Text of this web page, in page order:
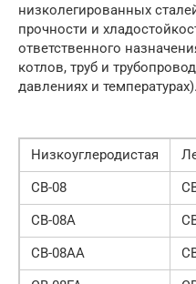
низколегированных
прочности и
ответственного
котлов, труб и
давлениях и температурах).
Низкоуглеродистая
СВ-08
СВ-08А
СВ-08АА